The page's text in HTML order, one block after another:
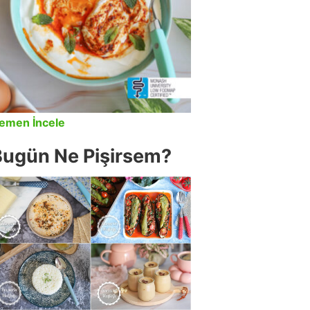
İncele
Ne Pişirsem?